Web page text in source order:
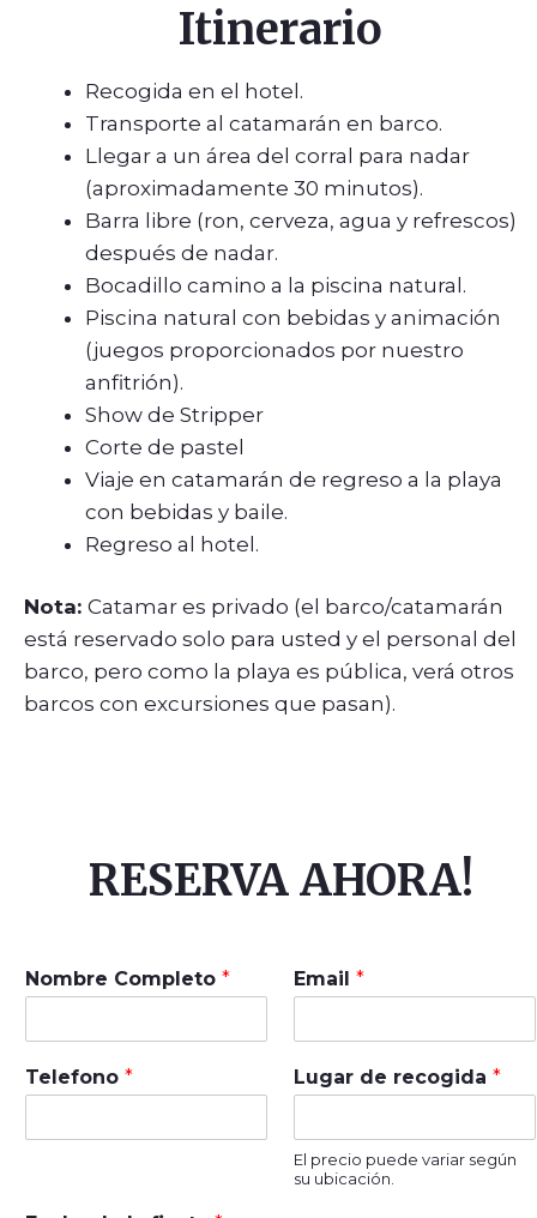
Itinerario
Recogida en el hotel.
Transporte al catamarán en barco.
Llegar a un área del corral para nadar
(aproximadamente 30 minutos).
Barra libre (ron, cerveza, agua y refrescos)
después de nadar.
Bocadillo camino a la piscina natural.
Piscina natural con bebidas y animación
(juegos proporcionados por nuestro
anfitrión).
Show de Stripper
Corte de pastel
Viaje en catamarán de regreso a la playa
con bebidas y baile.
Regreso al hotel.
Nota: Catamar es privado (el barco/catamarán
está reservado solo para usted y el personal del
barco, pero como la playa es pública, verá otros
barcos con excursiones que pasan).
RESERVA AHORA!
Nombre Completo * Email *
Telefono * Lugar de recogida *
El precio puede variar según
su ubicación.